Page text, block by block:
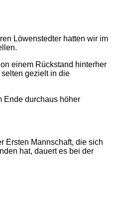
Löwenstedter hatten wir im
einem Rückstand hinterher
gezielt in die
Ende durchaus höher
Ersten Mannschaft, die sich
hat, dauert es bei der